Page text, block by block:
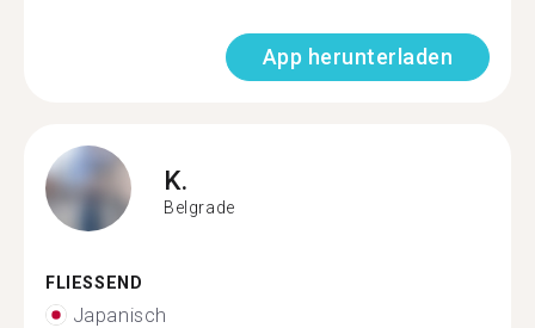
App herunterladen
K.
Belgrade
FLIESSEND
Japanisch